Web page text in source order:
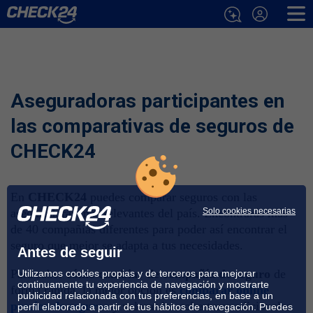
Aseguradoras participantes en
las comparativas de seguros de
CHECK24
puedes comparar seguros con las
aseguradoras más relevantes del país. Encontrarás más
de 40 compañías diferentes para poder así encontrar el
seguro que mejor se adapta a tus necesidades.
Para saber cómo cambiar de compañía de seguro
forma rápida, la mejor opción escomparar online
precios de segurosy valorar las coberturas adicionales
Solo cookies necesarias
Antes de seguir
Utilizamos cookies propias y de terceros para mejorar
continuamente tu experiencia de navegación y mostrarte
publicidad relacionada con tus preferencias, en base a un
perfil elaborado a partir de tus hábitos de navegación. Puedes